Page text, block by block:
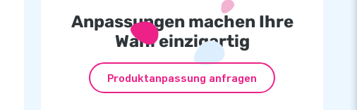
Anpassungen machen Ihre
Wahl einzigartig
Produktanpassung anfragen